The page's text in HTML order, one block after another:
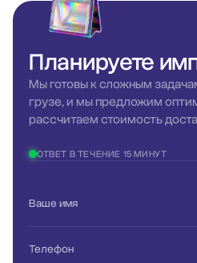
Планируете
Мы готовы к сложным
грузе, и мы предложим
рассчитаем стоимость
ОТВЕТ В ТЕЧЕНИЕ 15 МИНУТ
Ваше имя
Телефон